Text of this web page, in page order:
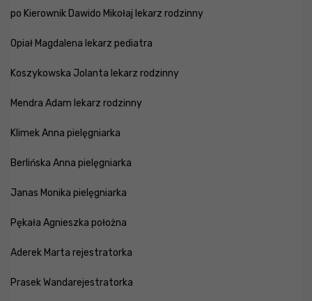
po Kierownik Dawido Mikołaj lekarz rodzinny
Opiał Magdalena lekarz pediatra
Koszykowska Jolanta lekarz rodzinny
Mendra Adam lekarz rodzinny
Klimek Anna pielęgniarka
Berlińska Anna pielęgniarka
Janas Monika pielęgniarka
Pękała Agnieszka położna
Aderek Marta rejestratorka
Prasek Wandarejestratorka